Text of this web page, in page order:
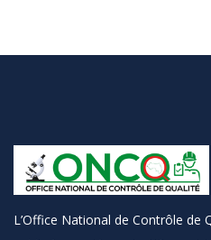
L’Office National de Contrôle de